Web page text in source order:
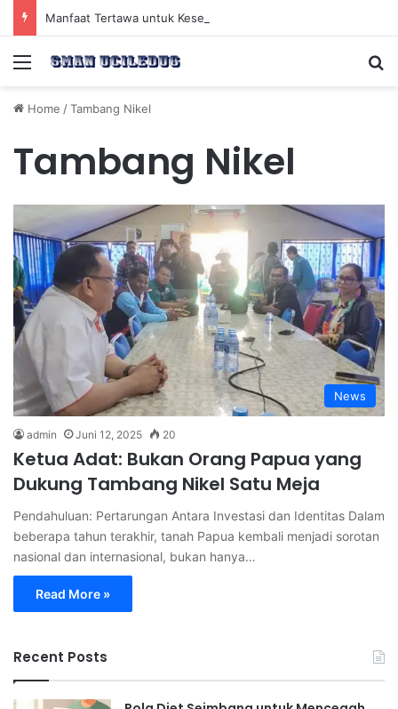
Menu
Home /Tambang Nikel
Tambang Nikel
News
admin Juni 12, 2025 20
Ketua Adat: Bukan Orang Papua yang
Dukung Tambang Nikel Satu Meja
Pendahuluan: Pertarungan Antara Investasi dan Identitas Dalam
beberapa tahun terakhir, tanah Papua kembali menjadi sorotan
nasional dan internasional, bukan hanya…
Read More »
Recent Posts